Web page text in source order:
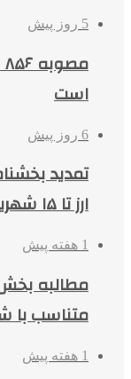
5 روز پیش
است
6 روز پیش
تمدید
ارز تا ۱۵ شهریور
1 هفته پیش
مطالبه
متناسب با
1 هفته پیش